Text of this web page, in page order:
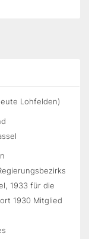
Lohfelden)
1933 für die
1930 Mitglied